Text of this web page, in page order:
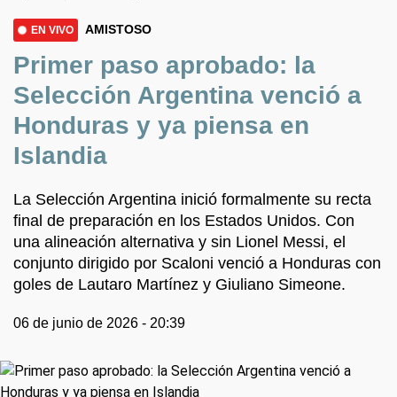
EN VIVO AMISTOSO
Primer paso aprobado: la
Selección Argentina venció a
Honduras y ya piensa en
Islandia
La Selección Argentina inició formalmente su recta
final de preparación en los Estados Unidos. Con
una alineación alternativa y sin Lionel Messi, el
conjunto dirigido por Scaloni venció a Honduras con
goles de Lautaro Martínez y Giuliano Simeone.
06 de junio de 2026 - 20:39